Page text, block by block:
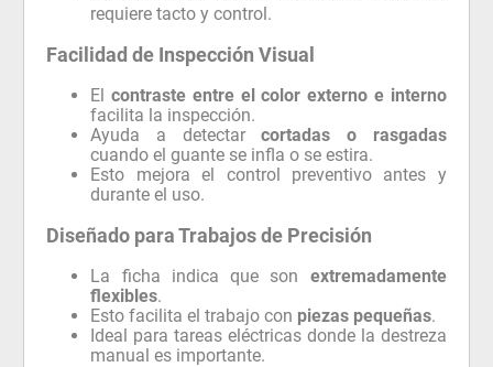
requiere tacto y control.
Facilidad de Inspección Visual
Elcontraste entre el color externo e interno
facilita la inspección.
Ayuda a detectarcortadas o rasgadas
cuando el guante se infla o se estira.
Esto mejora el control preventivo antes y
durante el uso.
Diseñado para Trabajos de Precisión
La ficha indica que son extremadamente
flexibles.
Esto facilita el trabajo con piezas pequeñas.
Ideal para tareas eléctricas donde la destreza
manual es importante.